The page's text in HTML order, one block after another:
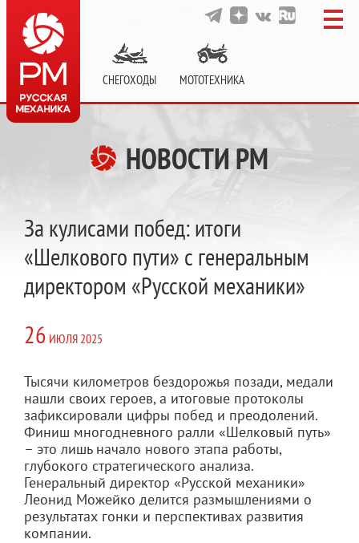
СНЕГОХОДЫ МОТОТЕХНИКА
НОВОСТИ РМ
За кулисами побед: итоги
«Шелкового пути» с генеральным
директором «Русской механики»
26 ИЮЛЯ 2025
Тысячи километров бездорожья позади, медали
нашли своих героев, а итоговые протоколы
зафиксировали цифры побед и преодолений.
Финиш многодневного ралли «Шелковый путь»
– это лишь начало нового этапа работы,
глубокого стратегического анализа.
Генеральный директор «Русской механики»
Леонид Можейко делится размышлениями о
результатах гонки и перспективах развития
компании.